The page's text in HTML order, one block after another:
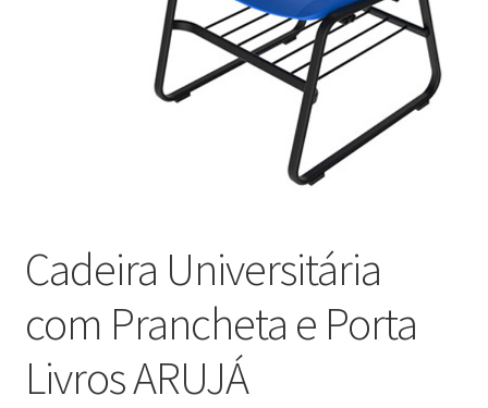
Granito
Home
Política de reembolso e devoluções
Cadeira Universitária
com Prancheta e Porta
Livros ARUJÁ